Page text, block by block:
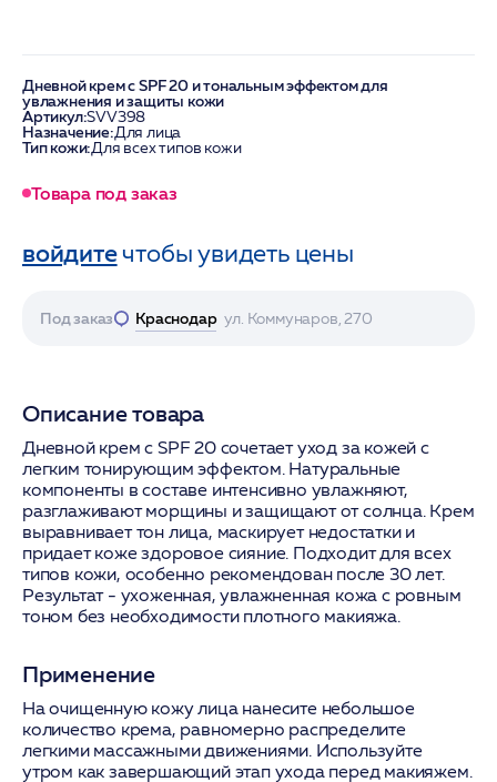
Дневной крем с SPF 20 и тональным эффектом для
увлажнения и защиты кожи
Артикул:SVV398
Назначение:Для лица
Тип кожи:Для всех типов кожи
Товара под заказ
войдитечтобы увидеть цены
Под заказ Краснодар ул. Коммунаров, 270
Описание товара
Дневной крем с SPF 20 сочетает уход за кожей с
легким тонирующим эффектом. Натуральные
компоненты в составе интенсивно увлажняют,
разглаживают морщины и защищают от солнца. Крем
выравнивает тон лица, маскирует недостатки и
придает коже здоровое сияние. Подходит для всех
типов кожи, особенно рекомендован после 30 лет.
Результат - ухоженная, увлажненная кожа с ровным
тоном без необходимости плотного макияжа.
Применение
На очищенную кожу лица нанесите небольшое
количество крема, равномерно распределите
легкими массажными движениями. Используйте
утром как завершающий этап ухода перед макияжем.